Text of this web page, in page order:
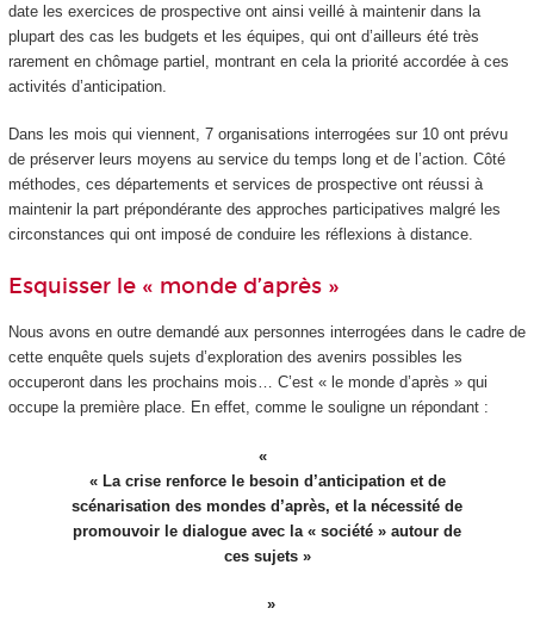
date les exercices de prospective ont ainsi veillé à maintenir dans la
plupart des cas les budgets et les équipes, qui ont d’ailleurs été très
rarement en chômage partiel, montrant en cela la priorité accordée à ces
activités d’anticipation.
Dans les mois qui viennent, 7 organisations interrogées sur 10 ont prévu
de préserver leurs moyens au service du temps long et de l’action. Côté
méthodes, ces départements et services de prospective ont réussi à
maintenir la part prépondérante des approches participatives malgré les
circonstances qui ont imposé de conduire les réflexions à distance.
Esquisser le « monde d’après »
Nous avons en outre demandé aux personnes interrogées dans le cadre de
cette enquête quels sujets d’exploration des avenirs possibles les
occuperont dans les prochains mois… C’est « le monde d’après » qui
occupe la première place. En effet, comme le souligne un répondant :
« La crise renforce le besoin d’anticipation et de
scénarisation des mondes d’après, et la nécessité de
promouvoir le dialogue avec la « société » autour de
ces sujets »